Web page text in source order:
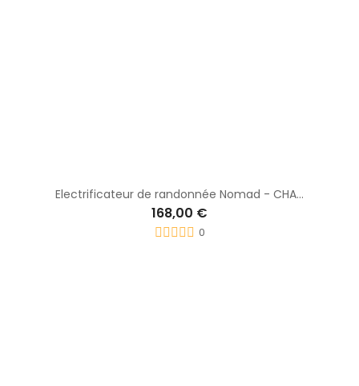
Electrificateur de randonnée Nomad - CHAPRON
168,00 €
0